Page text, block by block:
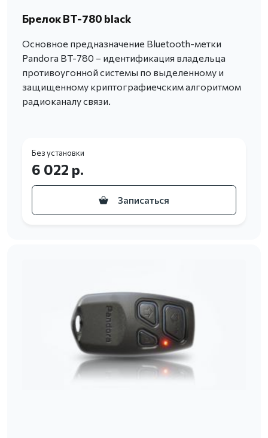
Брелок BT-780 black
Основное предназначение Bluetooth-метки
Pandora BT-780 – идентификация владельца
противоугонной системы по выделенному и
защищенному криптографиечским алгоритмом
радиоканалу связи.
Без установки
6 022 р.
Записаться